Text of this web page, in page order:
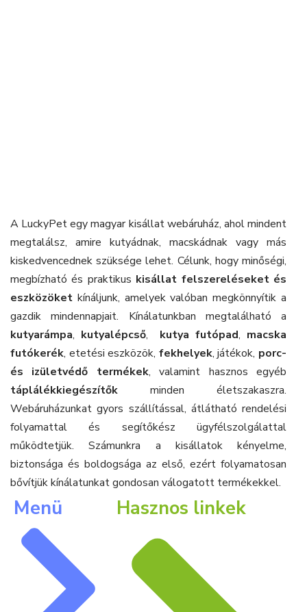
A LuckyPet egy magyar kisállat webáruház, ahol mindent
megtalálsz, amire kutyádnak, macskádnak vagy más
kiskedvencednek szüksége lehet. Célunk, hogy minőségi,
megbízható és praktikus kisállat felszereléseket és
eszközöket kínáljunk, amelyek valóban megkönnyítik a
gazdik mindennapjait. Kínálatunkban megtalálható a
kutyarámpa, kutyalépcső, kutya futópad, macska
futókerék, etetési eszközök, fekhelyek, játékok, porc-
és izületvédő termékek, valamint hasznos egyéb
táplálékkiegészítők minden életszakaszra.
Webáruházunkat gyors szállítással, átlátható rendelési
folyamattal és segítőkész ügyfélszolgálattal
működtetjük. Számunkra a kisállatok kényelme,
biztonsága és boldogsága az első, ezért folyamatosan
bővítjük kínálatunkat gondosan válogatott termékekkel.
Menü Hasznos linkek